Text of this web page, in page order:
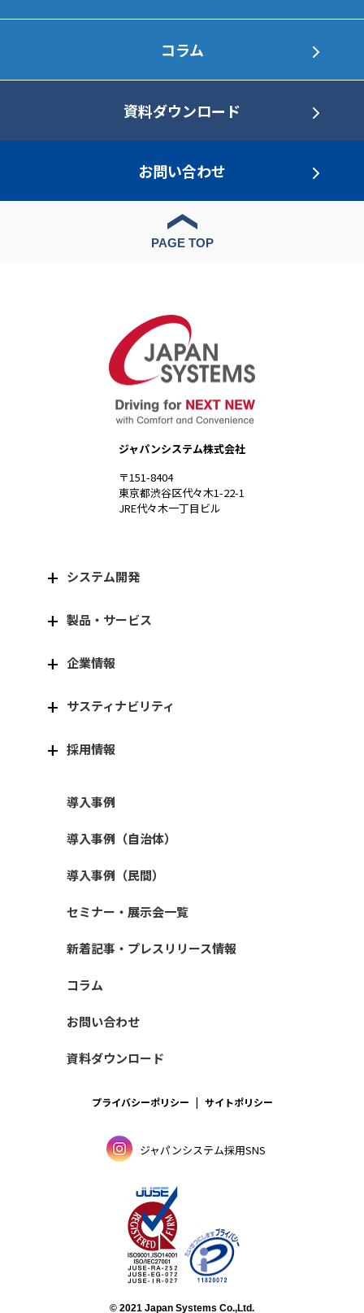
コラム
資料ダウンロード
お問い合わせ
PAGE TOP
ジャパンシステム株式会社
〒151-8404
東京都渋谷区代々木1-22-1
JRE代々木一丁目ビル
プライバシーポリシー サイトポリシー
システム開発
製品・サービス
企業情報
サスティナビリティ
採用情報
導入事例
導入事例（自治体）
導入事例（民間）
セミナー・展示会一覧
新着記事・プレスリリース情報
コラム
お問い合わせ
資料ダウンロード
ジャパンシステム採用SNS
© 2021 Japan Systems Co.,Ltd.